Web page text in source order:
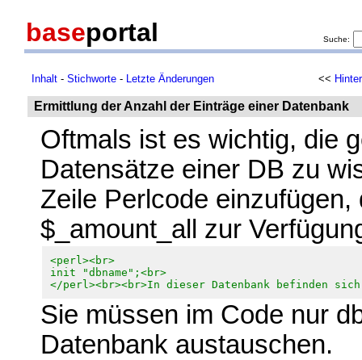
baseportal Suche:
Inhalt - Stichworte - Letzte Änderungen <<
Ermittlung der Anzahl der Einträge einer Datenbank
Oftmals ist es wichtig, die
Datensätze einer DB zu
Zeile Perlcode
$_amount_all zur
<perl><br>
init "dbname";<br>
</perl><br><br>In dieser Datenbank befinden
Sie müssen im Code nur
Datenbank austauschen.